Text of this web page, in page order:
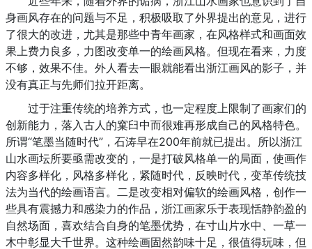
身画风存在的问题与不足，积极吸取了外界提出的意见，进行
了很大的改进，尤其是那些中青年画家，在风格样式和画面效
果上费力良多，力图改变单一的绘画风格。但现在看来，力度
不够，效果不佳。外人看去一眼就能看出浙江画风的影子，并
没有真正与先师们拉开距离。
过于注重传统的培养方式，也一定程度上限制了画家们的
创新能力，落入古人的窠臼中而很难再形成自己的风格特色。
所谓“笔墨当随时代”，石涛早在200年前就已提出。所以浙江
山水画坛所要亟需改变的，一是打破风格单一的局面，使画作
内容多样化，风格多样化，紧随时代，反映时代，变革传统技
法为当代的绘画语言。二是改变相对偏软的绘画风格，创作一
些具有震撼力和感染力的作品，浙江画家乐于表现恬静韵盈的
自然场面，喜欢结合自身的笔墨优势，在寸山片水中、一草一
木中彰显大千世界。这种绘画固然韵味十足，很值得玩味，但